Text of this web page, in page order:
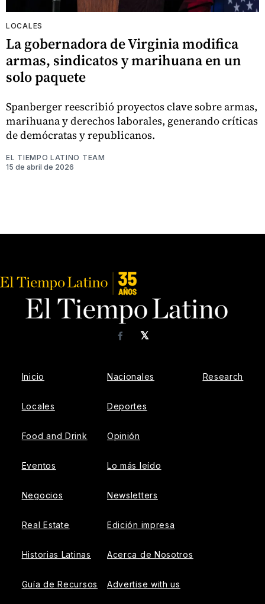
LOCALES
La gobernadora de Virginia modifica
armas, sindicatos y marihuana en un
solo paquete
Spanberger reescribió proyectos clave sobre armas,
marihuana y derechos laborales, generando críticas
de demócratas y republicanos.
EL TIEMPO LATINO TEAM
15 de abril de 2026
𝕏
Facebook
Inicio
Locales
Food and Drink
Eventos
Negocios
Real Estate
Historias Latinas
Guía de Recursos
Nacionales
Deportes
Opinión
Lo más leído
Newsletters
Edición impresa
Acerca de Nosotros
Advertise with us
Research